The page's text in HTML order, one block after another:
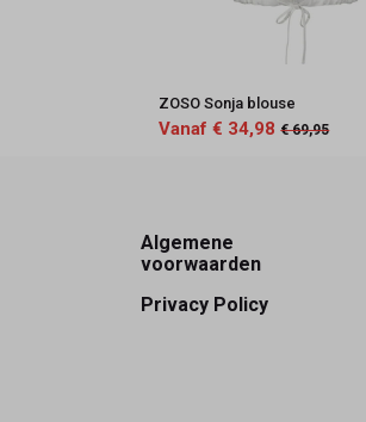
ZOSO Sonja blouse
Vanaf € 34,98 € 69,95
Footer
Algemene
voorwaarden
Privacy Policy